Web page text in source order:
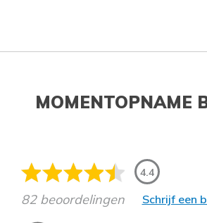
MOMENTOPNAME
4.4
82 beoordelingen Schrijf een